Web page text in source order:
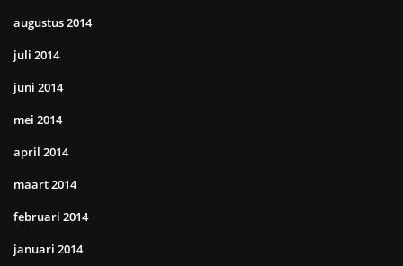
augustus 2014
juli 2014
juni 2014
mei 2014
april 2014
maart 2014
februari 2014
januari 2014